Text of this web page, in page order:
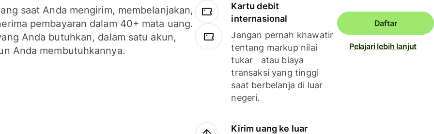
saat Anda mengirim, membelanjakan,
pembayaran dalam 40+ mata uang.
Anda butuhkan, dalam satu akun,
Anda membutuhkannya.
Kartu debit
internasional
Jangan pernah khawatir
tentang markup nilai
tukar atau biaya
transaksi yang tinggi
saat berbelanja di luar
negeri.
Kirim uang ke luar
Daftar
Pelajari lebih lanjut